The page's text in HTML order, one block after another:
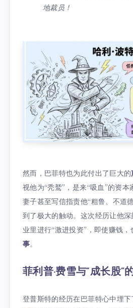
地裁员！
然而，巴菲特也为此付出了巨大的
视他为“秃鹫”，是来“吸血”的资本
妻子甚至写信指责他“粗鲁、不道
到了极大的触动。这次经历让他
业里进行“激进投资”，即使赚钱，
事。
菲利普·费雪与“成长股”
登普斯特的经历在巴菲特心中埋